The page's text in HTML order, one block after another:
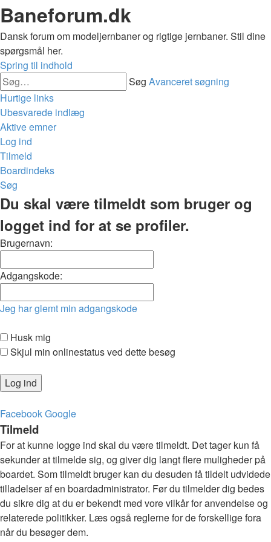
Baneforum.dk
Dansk forum om modeljernbaner og rigtige jernbaner. Stil dine
spørgsmål her.
Spring til indhold
Søg Avanceret søgning
Hurtige links
Ubesvarede indlæg
Aktive emner
Log ind
Tilmeld
Boardindeks
Søg
Du skal være tilmeldt som bruger og
logget ind for at se profiler.
Brugernavn:
Adgangskode:
Jeg har glemt min adgangskode
Husk mig
Skjul min onlinestatus ved dette besøg
FacebookGoogle
Tilmeld
For at kunne logge ind skal du være tilmeldt. Det tager kun få
sekunder at tilmelde sig, og giver dig langt flere muligheder på
boardet. Som tilmeldt bruger kan du desuden få tildelt udvidede
tilladelser af en boardadministrator. Før du tilmelder dig bedes
du sikre dig at du er bekendt med vore vilkår for anvendelse og
relaterede politikker. Læs også reglerne for de forskellige fora
når du besøger dem.